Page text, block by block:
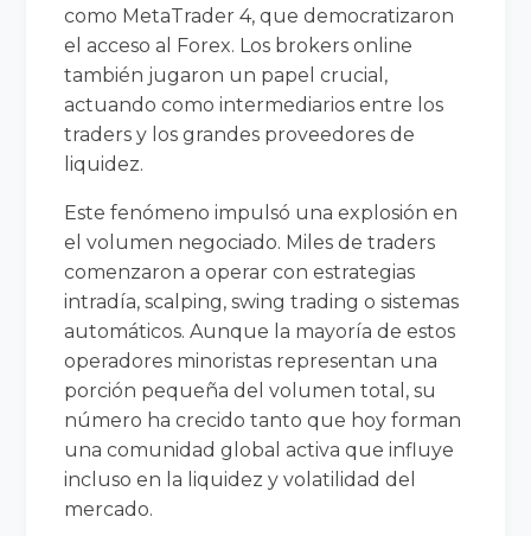
como MetaTrader 4, que democratizaron
el acceso al Forex. Los brokers online
también jugaron un papel crucial,
actuando como intermediarios entre los
traders y los grandes proveedores de
liquidez.
Este fenómeno impulsó una explosión en
el volumen negociado. Miles de traders
comenzaron a operar con estrategias
intradía, scalping, swing trading o sistemas
automáticos. Aunque la mayoría de estos
operadores minoristas representan una
porción pequeña del volumen total, su
número ha crecido tanto que hoy forman
una comunidad global activa que influye
incluso en la liquidez y volatilidad del
mercado.